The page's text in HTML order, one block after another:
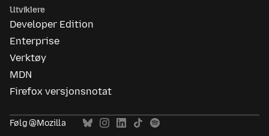
Utviklere
Developer Edition
Enterprise
Verktøy
MDN
Firefox versjonsnotat
Følg @Mozilla